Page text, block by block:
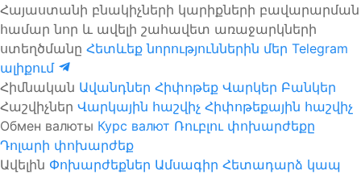
Հայաստանի բնակիչների կարիքների բավարարման
համար նոր և ավելի շահավետ առաջարկների
ստեղծմանը Հետևեք նորություններին մեր Telegram
ալիքում
Հիմնական Ավանդներ Հիփոթեք Վարկեր Բանկեր
Հաշվիչներ Վարկային հաշվիչ Հիփոթեքային հաշվիչ
Обмен валюты Курс валют Ռուբլու փոխարժեքը
Դոլարի փոխարժեք
Ավելին Փոխարժեքներ Ամսագիր Հետադարձ կապ